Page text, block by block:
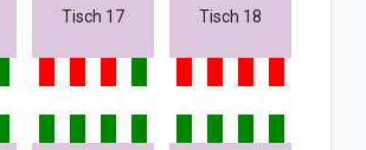
Tisch 17 Tisch 18